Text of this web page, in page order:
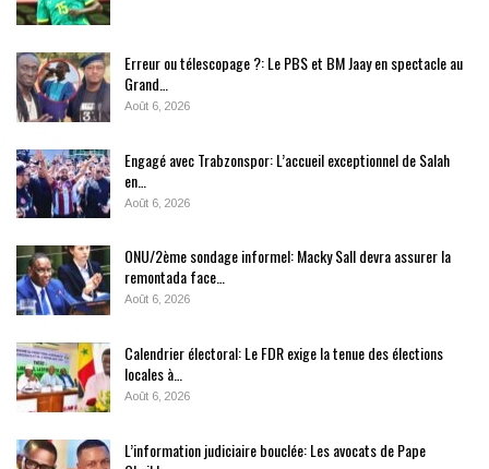
Erreur ou télescopage ?: Le PBS et BM Jaay en spectacle au
Grand…
Août 6, 2026
Engagé avec Trabzonspor: L’accueil exceptionnel de Salah
en…
Août 6, 2026
ONU/2ème sondage informel: Macky Sall devra assurer la
remontada face…
Août 6, 2026
Calendrier électoral: Le FDR exige la tenue des élections
locales à…
Août 6, 2026
L’information judiciaire bouclée: Les avocats de Pape